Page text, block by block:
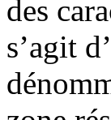
des
s’agit